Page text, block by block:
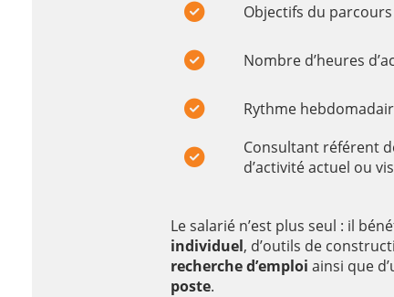
Objectifs du
Nombre d’heures
Rythme
Consultant référent
d’activité actuel ou
Le salarié n’est plus seul : il
individuel, d’outils de
recherche d’emploi ainsi que
poste.